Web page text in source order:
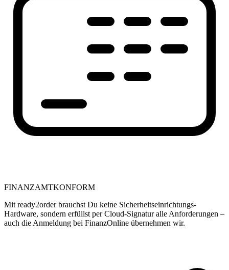
FINANZAMTKONFORM
Mit ready2order brauchst Du keine Sicherheitseinrichtungs-
Hardware, sondern erfüllst per Cloud-Signatur alle Anforderungen –
auch die Anmeldung bei FinanzOnline übernehmen wir.